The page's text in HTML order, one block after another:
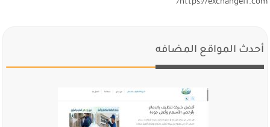
https://exchangeff.com/
أحدث المواقع المضافه